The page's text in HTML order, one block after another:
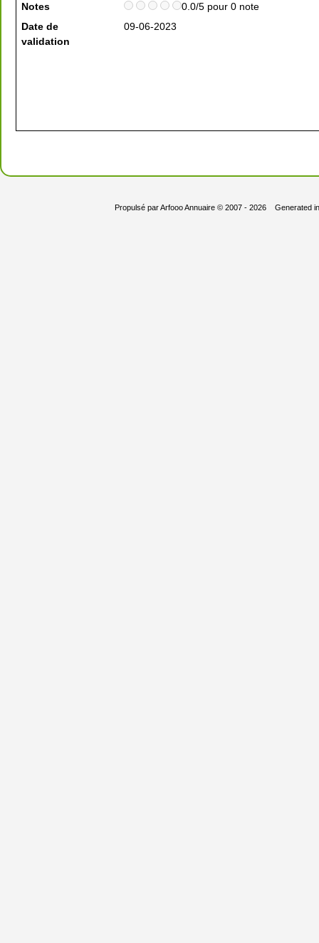
Notes
0.0/5 pour 0 note
Date de
validation
09-06-2023
Propulsé parArfooo Annuaire© 2007 - 2026 Generated